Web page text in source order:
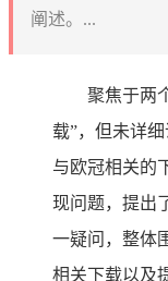
阐述。...
聚焦于两
载”，但未详
与欧冠相关的
现问题，提出
一疑问，整体
相关下载以及